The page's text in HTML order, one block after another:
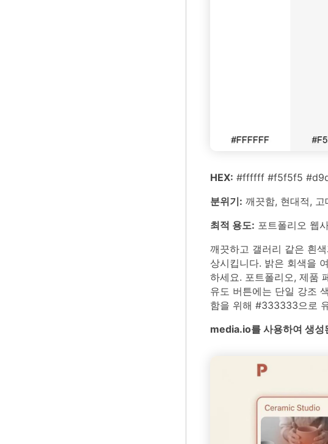
HEX: #ffffff #f5f5f5
분위기: 깨끗함, 현대적, 고
최적 용도: 포트폴리오 웹
깨끗하고 갤러리 같은 흰
상시킵니다. 밝은 회색을
하세요. 포트폴리오, 제품
유도 버튼에는 단일 강조
함을 위해 #333333으로
media.io를 사용하여 생성